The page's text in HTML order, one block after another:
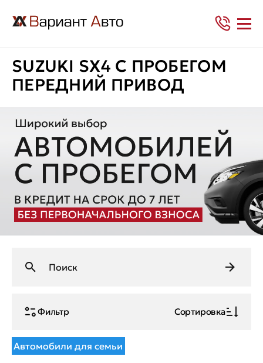
SUZUKI SX4 С ПРОБЕГОМ
ПЕРЕДНИЙ ПРИВОД
Фильтр Сортировка
Автомобили для семьи